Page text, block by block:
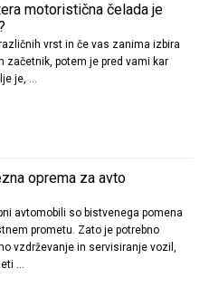
motoristična čelada je
vrst in če vas zanima izbira
začetnik, potem je pred vami kar
je, …
oprema za avto
avtomobili so bistvenega pomena
prometu. Zato je potrebno
vzdrževanje in servisiranje vozil,
…